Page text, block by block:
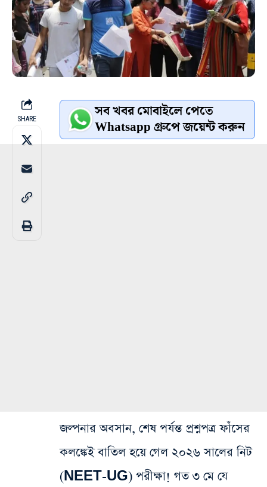
SHARE সব খবর মোবাইলে পেতে
Whatsapp গ্রুপে জয়েন্ট করুন
জল্পনার অবসান, শেষ পর্যন্ত প্রশ্নপত্র ফাঁসের
কলঙ্কেই বাতিল হয়ে গেল ২০২৬ সালের নিট
(NEET-UG) পরীক্ষা! গত ৩ মে যে